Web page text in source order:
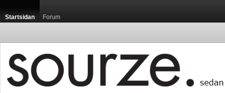
Startsidan Forum